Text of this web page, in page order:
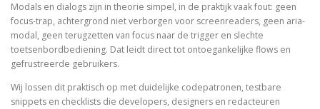
Modals en dialogs zijn in theorie simpel, in de praktijk vaak fout: geen
focus-trap, achtergrond niet verborgen voor screenreaders, geen aria-
modal, geen terugzetten van focus naar de trigger en slechte
toetsenbordbediening. Dat leidt direct tot ontoegankelijke flows en
gefrustreerde gebruikers.
Wij lossen dit praktisch op met duidelijke codepatronen, testbare
snippets en checklists die developers, designers en redacteuren